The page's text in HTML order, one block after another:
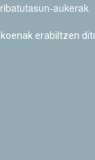
aukerak
erabiltzen